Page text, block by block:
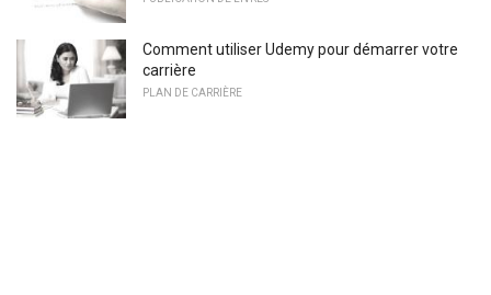
Comment utiliser Udemy pour démarrer votre
carrière
PLAN DE CARRIÈRE